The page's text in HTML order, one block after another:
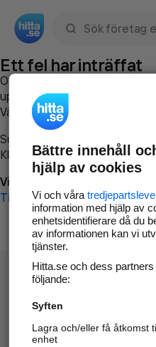
Ett fel har inträffat
Om du vill kan du
uppstod så att vi lättare och
Vänligen försök med följande:
Surfa till
Klicka påTillbaka-knappen i
Vi beklagar besväret!
Till startsidan
Hitta.se - Gratis
Sök företag, personer och
Bättre innehåll
hjälp av cookies
Vi och våra
information med hjälp av
enhetsidentifierare då du
av informationen kan vi
tjänster.
Hitta.se och dess
följande:
Syften
Lagra och/eller få åtkomst
enhet